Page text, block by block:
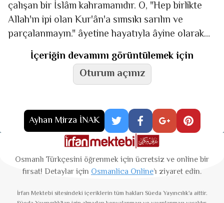
çalışan bir İslâm kahramanıdır. O, "Hep birlikte
Allah'ın ipi olan Kur'ân'a sımsıkı sarılın ve
parçalanmayın." âyetine hayatıyla âyine olarak
Müslümanları birleştiren, bütünleştiren
dinamiklere kuvvet kazandırmak
İçeriğin devamını görüntülemek için
Oturum açınız
Ayhan Mirza İNAK
Osmanlı Türkçesini öğrenmek için ücretsiz ve online bir
fırsat! Detaylar için Osmanlica Online’ı ziyaret edin.
İrfan Mektebi sitesindeki içeriklerin tüm hakları Süeda Yayıncılık'a aittir.